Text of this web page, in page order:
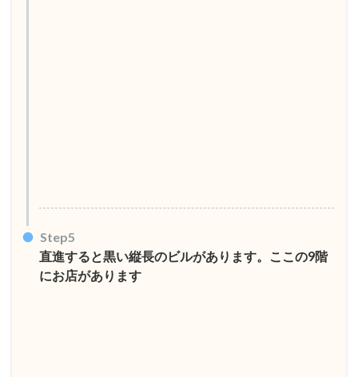
Step5
直進すると黒い縦長のビルがあります。ここの9階
にお店があります